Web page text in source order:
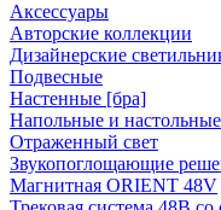
Аксессуары
Авторские коллекции
Дизайнерские
Подвесные
Настенные [бра]
Напольные и настольные
Отраженный свет
Звукопоглощающие
Магнитная ORIENT 48V